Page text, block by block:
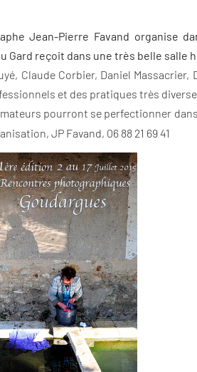
Jean-Pierre Favand organise
Gard reçoit dans une très belle salle
Claude Corbier, Daniel
et des pratiques très
pourront se perfectionner
JP Favand, 06 88 21 69 41